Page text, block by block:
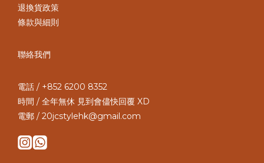
退換貨政策
條款與細則
聯絡我們
電話 / +852 6200 8352
時間 / 全年無休 見到會儘快回覆 XD
電郵 / 20jcstylehk@gmail.com